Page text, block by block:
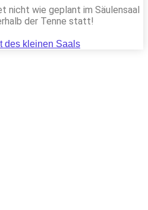
nicht wie geplant im Säulensaal
der Tenne statt!
des kleinen Saals